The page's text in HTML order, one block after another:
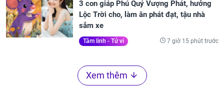
3 con giáp Phú Quý Vượng Phát, hưởng
Lộc Trời cho, làm ăn phát đạt, tậu nhà
sắm xe
Tâm linh - Tử vi 7 giờ 15 phút trước
Xem thêm